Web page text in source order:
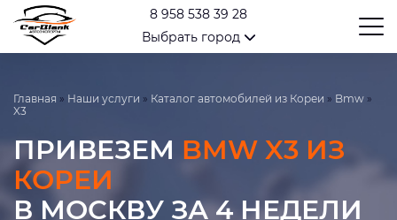
8 958 538 39 28
Выбрать город
Главная » Наши услуги » Каталог автомобилей из Кореи » Bmw »
X3
ПРИВЕЗЕМ BMW X3 ИЗ
КОРЕИ
В МОСКВУ ЗА 4 НЕДЕЛИ